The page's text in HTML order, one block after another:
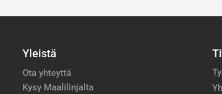
Yleistä
Ota yhteyttä
Kysy Maalilinjalta